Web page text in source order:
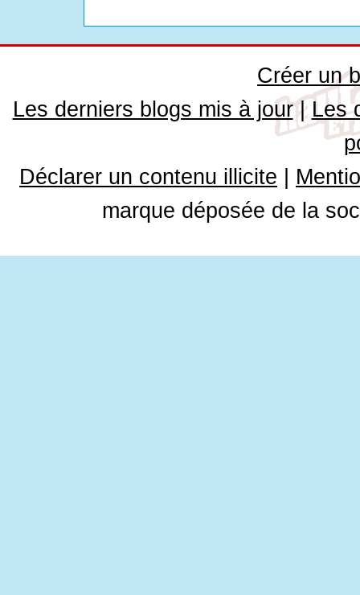
Créer un
Les derniers blogs mis à jour| Les
Déclarer un contenu illicite
marque déposée de la